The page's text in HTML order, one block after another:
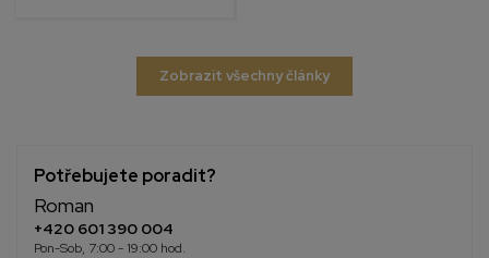
Potřebujete poradit?
Roman
+420 601 390 004
Pon-Sob, 7:00 - 19:00 hod.
Zobrazit všechny články